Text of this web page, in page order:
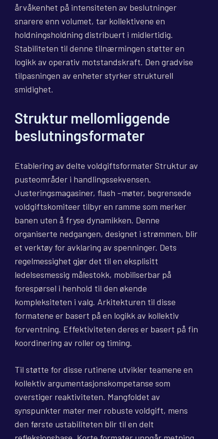
årvåkenhet på intensiteten av beslutninger
snarere enn volumet, tar kollektivene en
holdningsholdning distribuert i midlertidig.
Stabiliteten til denne tilnærmingen støtter en
logikk av operativ motstandskraft. Den gradvise
tilpasningen av enheter styrker strukturell
smidighet.
Struktur mellomliggende
beslutningsformater
Etablering av delte voldgiftsformater Struktur av
pusteområder i handlingssekvensen.
Justeringsmagasiner, flash -møter, begrensede
voldgiftskomiteer tilbyr en ramme som merker
banen uten å fryse dynamikken. Denne
organiserte nedgangen, designet i strømmen, blir
et verktøy for avklaring av spenninger. Dets
regelmessighet gjør det til en eksplisitt
ledelsesmessig målestokk, mobiliserbar på
forespørsel i henhold til den økende
kompleksiteten i valg. Arkitekturen til disse
formatene er basert på en logikk av kollektiv
forventning. Effektiviteten deres er basert på fin
koordinering av roller og timing.
Til støtte for disse rutinene utvikler teamene en
kollektiv argumentasjonskompetanse som
overstiger reaktiviteten. Mangfoldet av
synspunkter mater mer robuste voldgift, mens
den første ustabiliteten blir til en delt